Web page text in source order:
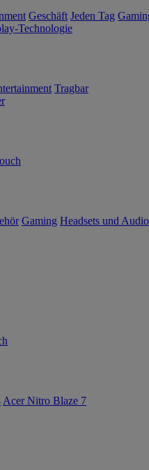
Geschäft Jeden Tag
Technologie
Tragbar
Gaming Headsets und Audio
Acer Nitro Blaze 7